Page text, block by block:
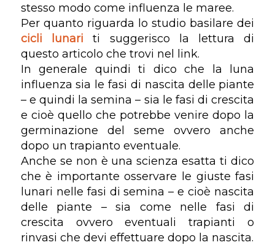
stesso modo come influenza le maree.
Per quanto riguarda lo studio basilare dei
cicli lunari ti suggerisco la lettura di
questo articolo che trovi nel link.
In generale quindi ti dico che la luna
influenza sia le fasi di nascita delle piante
– e quindi la semina – sia le fasi di crescita
e cioè quello che potrebbe venire dopo la
germinazione del seme ovvero anche
dopo un trapianto eventuale.
Anche se non è una scienza esatta ti dico
che è importante osservare le giuste fasi
lunari nelle fasi di semina – e cioè nascita
delle piante – sia come nelle fasi di
crescita ovvero eventuali trapianti o
rinvasi che devi effettuare dopo la nascita.